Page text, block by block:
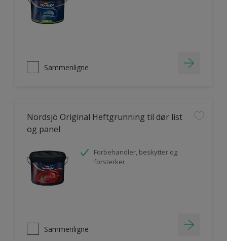
Sammenligne
Nordsjö Original Heftgrunning til dør list
og panel
Forbehandler, beskytter og
forsterker
Sammenligne